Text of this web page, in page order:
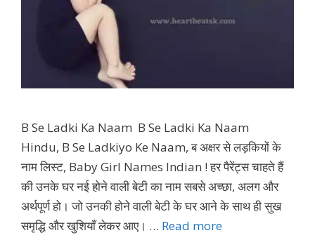
B Se Ladki Ka Naam B Se Ladki Ka Naam
Hindu, B Se Ladkiyo Ke Naam, ब अक्षर से लड़कियों के
नाम लिस्ट, Baby Girl Names Indian ! हर पैरेंट्स चाहते हैं
की उनके घर नई होने वाली बेटी का नाम सबसे अच्छा, अलग और
अर्थपूर्ण हो। जो उनकी होने वाली बेटी के घर आने के साथ ही सुख
समृद्धि और खुशियाँ लेकर आए। … Read more